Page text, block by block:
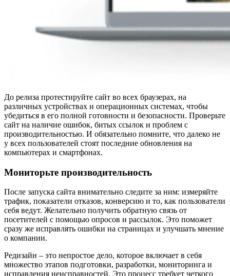
До релиза протестируйте сайт во всех браузерах, на
различных устройствах и операционных системах, чтобы
убедиться в его полной готовности и безопасности. Проверьте
сайт на наличие ошибок, битых ссылок и проблем с
производительностью. И обязательно помните, что далеко не
у всех пользователей стоят последние обновления на
компьютерах и смартфонах.
Мониторьте производительность
После запуска сайта внимательно следите за ним: измеряйте
трафик, показатели отказов, конверсию и то, как пользователи
себя ведут. Желательно получить обратную связь от
посетителей с помощью опросов и рассылок. Это поможет
сразу же исправлять ошибки на страницах и улучшать мнение
о компании.
Редизайн – это непростое дело, которое включает в себя
множество этапов подготовки, разработки, мониторинга и
исправления неисправностей. Это процесс требует четкого